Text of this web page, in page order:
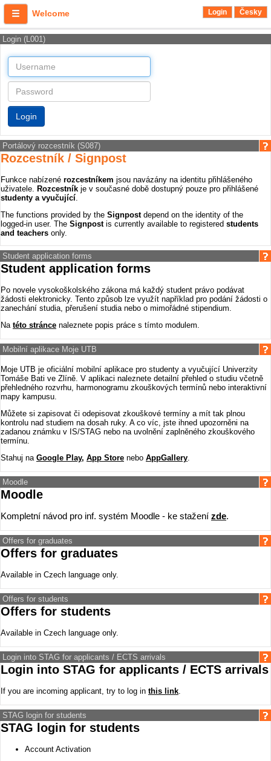
Welcome Login Česky
Login (L001)
Portálový rozcestník (S087)
Rozcestník / Signpost
Funkce nabízené rozcestníkem jsou navázány na identitu přihlášeného
uživatele. Rozcestník je v současné době dostupný pouze pro přihlášené
studenty a vyučující.
The functions provided by the Signpostdepend on the identity of the
logged-in user. The Signpostis currently available to registered students
and teachers only.
Student application forms
Student application forms
Po novele vysokoškolského zákona má každý student právo podávat
žádosti elektronicky. Tento způsob lze využít například pro podání žádosti o
zanechání studia, přerušení studia nebo o mimořádné stipendium.
Na této stránce naleznete popis práce s tímto modulem.
Mobilní aplikace Moje UTB
Moje UTB je oficiální mobilní aplikace pro studenty a vyučující Univerzity
Tomáše Bati ve Zlíně. V aplikaci naleznete detailní přehled o studiu včetně
přehledného rozvrhu, harmonogramu zkouškových termínů nebo interaktivní
mapy kampusu.
Můžete si zapisovat či odepisovat zkouškové termíny a mít tak plnou
kontrolu nad studiem na dosah ruky. A co víc, jste ihned upozorněni na
zadanou známku v IS/STAG nebo na uvolnění zaplněného zkouškového
termínu.
Stahuj na Google Play, App Store nebo AppGallery.
Moodle
Moodle
Kompletní návod pro inf. systém Moodle - ke stažení zde.
Offers for graduates
Offers for graduates
Available in Czech language only.
Offers for students
Offers for students
Available in Czech language only.
Login into STAG for applicants / ECTS arrivals
Login into STAG for applicants / ECTS arrivals
If you are incoming applicant, try to log in this link.
STAG login for students
STAG login for students
Account Activation